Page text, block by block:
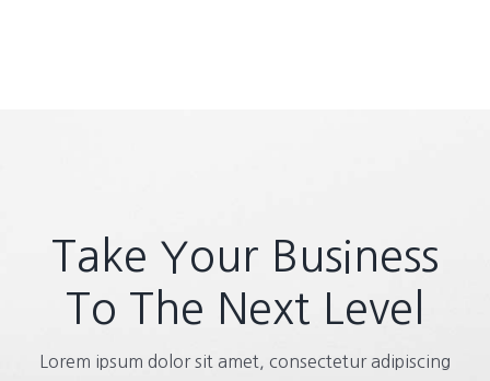
Take Your Business
To The Next Level
Lorem ipsum dolor sit amet, consectetur adipiscing